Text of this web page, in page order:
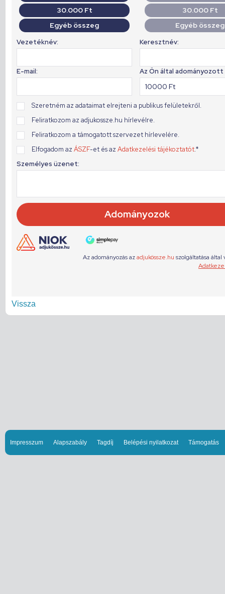
Vissza
Impresszum Alapszabály Tagdíj Belépési nyilatkozat Támogatás